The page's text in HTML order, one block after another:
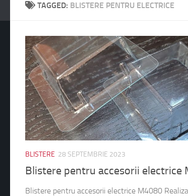
TAGGED: BLISTERE PENTRU ELECTRICE
BLISTERE 28 SEPTEMBRIE 2023
Blistere pentru accesorii electrice
Blistere pentru accesorii electrice M4080